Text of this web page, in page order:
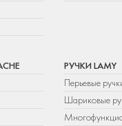
РУЧКИ LAMY
Перьевые
Шариковые